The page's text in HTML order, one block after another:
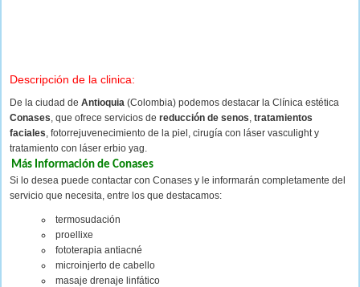
Descripción de la clinica:
De la ciudad de Antioquia (Colombia) podemos destacar la Clínica estética
Conases, que ofrece servicios de reducción de senos, tratamientos
faciales, fotorrejuvenecimiento de la piel, cirugía con láser vasculight y
tratamiento con láser erbio yag.
Más Información de Conases
Si lo desea puede contactar con Conases y le informarán completamente del
servicio que necesita, entre los que destacamos:
termosudación
proellixe
fototerapia antiacné
microinjerto de cabello
masaje drenaje linfático